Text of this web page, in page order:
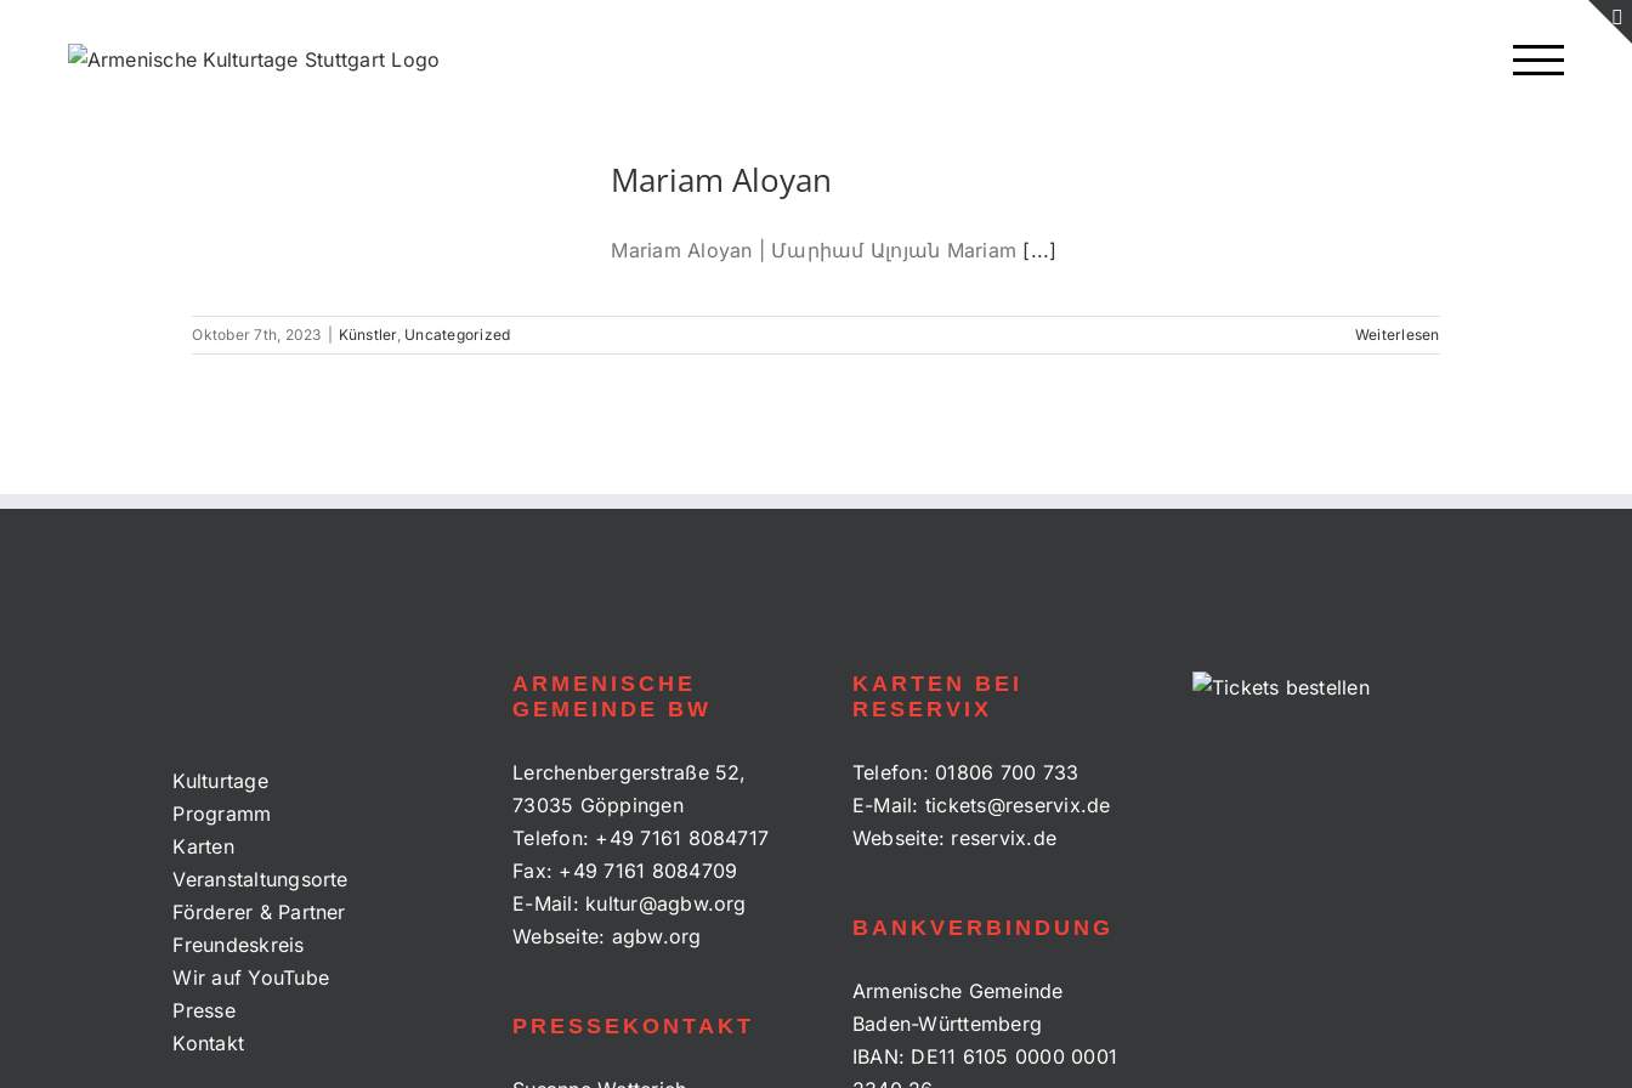
Mariam Aloyan
Mariam Aloyan | Մարիամ Ալոյան Mariam [...]
Oktober 7th, 2023 Künstler, Uncategorized Weiterlesen
Kulturtage
Programm
Karten
Veranstaltungsorte
Förderer & Partner
Freundeskreis
Wir auf YouTube
Presse
Kontakt
ARMENISCHE
GEMEINDE BW
Lerchenbergerstraße 52,
73035 Göppingen
Telefon: +49 7161 8084717
Fax: +49 7161 8084709
E-Mail: kultur@agbw.org
Webseite: agbw.org
PRESSEKONTAKT
KARTEN BEI
RESERVIX
Telefon: 01806 700 733
E-Mail: tickets@reservix.de
Webseite: reservix.de
BANKVERBINDUNG
Armenische Gemeinde
Baden-Württemberg
IBAN: DE11 6105 0000 0001